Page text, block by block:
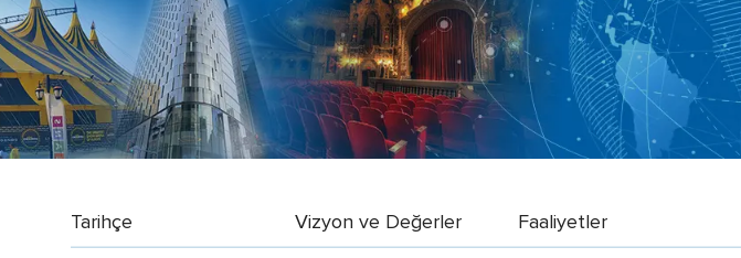
Tarihçe Vizyon ve Değerler Faaliyetler